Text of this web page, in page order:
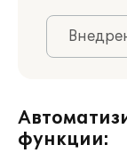
функции: